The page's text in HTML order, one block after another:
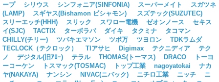
ープ
シリウス シンフォニア(SINFONIA) スーパーメイト
スガツネ
(LAMP)
スギヤス(Bishamon ビシャモン)
スズテック(SUZUTEC)
スリーエッチ(HHH)
スリック スワロー電機 ゼオンノース
セキス
イ(SJC)
TACTIX ターボラバ ダイキ タクミナ
タコマン
CHILLY(チリー)
ツバキエマソン ツボ万 ツヨロン
TDKラムダ
TECLOCK（テクロック）
TIアサヒ Digimax テクニディア
テク
ノ
デジタル(旧ｱﾛｰ) テラル THOMAS(トーマス) DRACO
トーヨ
ーコーケン
トスマック(TOSMAC) トップ工業 nagoyatokai
ナカ
ヤ(NAKAYA)
ナンシン NIVAC(ニバック) ニチロ工業 ニッチ
ニ